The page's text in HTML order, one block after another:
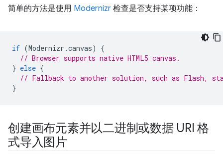
简单的方法是使用 Modernizr 检查是否支持某项功能：
if (Modernizr .canvas)
{
// Browser supports native HTML5 canvas.
} else {
// Fallback to another solution, such as Flash,
}
创建画布元素并以二进制或数据 URI 格
式导入图片